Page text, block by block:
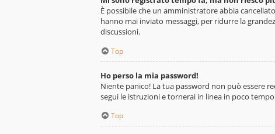
È possibile che un amministratore abbia
hanno mai inviato messaggi, per ridurre la
discussioni.
Top
Ho perso la mia password!
Niente panico! La tua password non può essere
segui le istruzioni e tornerai in linea in poco
Top